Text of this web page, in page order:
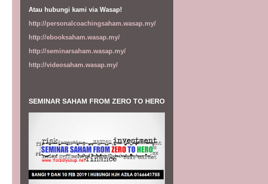
Atau hubungi kami via Wasap!
http://personalcoachingsaham.wasap.my/
http://ebooksaham.wasap.my/
http://seminarsaham.wasap.my/
http://videosaham.wasap.my/
SEMINAR SAHAM FROM ZERO TO HERO